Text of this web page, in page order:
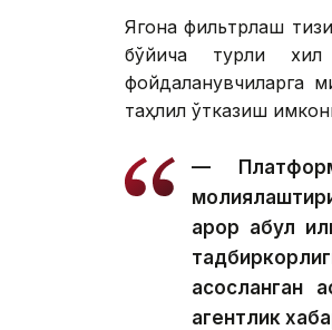
Ягона фильтрлаш
бўйича турли
фойдаланувчиларга
таҳлил ўтказиш
—
қарор қабул
асосланган
агентлик